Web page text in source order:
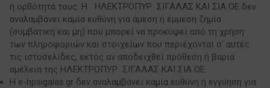
ή ορθότητά τους. Η ΗΛΕΚΤΡΟΠΥΡ ΣΙΓΑΛΑΣ ΚΑΙ ΣΙΑ ΟΕ δεν
αναλαμβάνει καμία ευθύνη για άμεση ή έμμεση ζημία
(συμβατική και μη) που μπορεί να προκύψει από τη χρήση
των πληροφοριών και στοιχείων που περιέχονται σ' αυτές
τις ιστοσελίδες, εκτός αν αποδειχθεί πρόθεση ή βαριά
αμέλεια της ΗΛΕΚΤΡΟΠΥΡ ΣΙΓΑΛΑΣ ΚΑΙ ΣΙΑ ΟΕ
Η e-hpsigalas.gr δεν αναλαμβάνει καμία ευθύνη ή εγγύηση για